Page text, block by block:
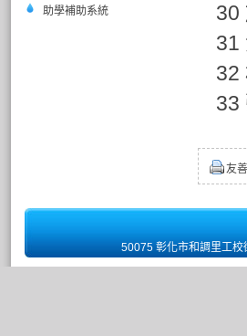
助學補助系統
30
31
32
33
友
50075 彰化市和調里工校